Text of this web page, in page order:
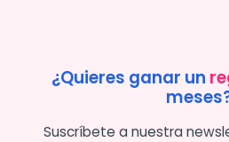
¿Quieres ganar un
Suscríbete a nuestra